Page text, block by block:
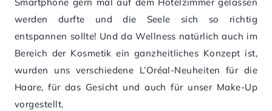
Smartphone gern mal auf dem Hotelzimmer gelassen
werden durfte und die Seele sich so richtig
entspannen sollte! Und da Wellness natürlich auch im
Bereich der Kosmetik ein ganzheitliches Konzept ist,
wurden uns verschiedene L’Oréal-Neuheiten für die
Haare, für das Gesicht und auch für unser Make-Up
vorgestellt.